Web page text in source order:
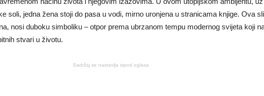
soli, jedna žena stoji do pasa u vodi, mirno uronjena u stranicama knjige. Ova
nosi duboku simboliku – otpor prema ubrzanom tempu modernog svijeta koji
stvari u životu.
Sadržaj se nastavlja ispod oglasa